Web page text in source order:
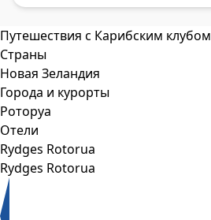
Путешествия с Карибским клубом
Страны
Новая Зеландия
Города и курорты
Роторуа
Отели
Rydges Rotorua
Rydges Rotorua